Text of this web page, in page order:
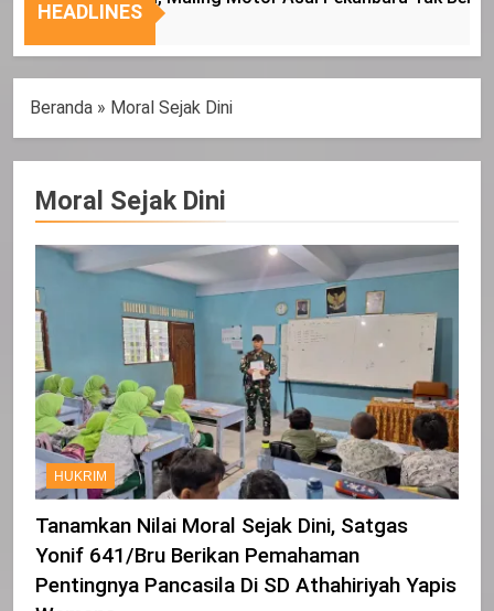
Nasional
Tepat
HEADLINES
Beranda » Moral Sejak Dini
Moral Sejak Dini
HUKRIM
Tanamkan Nilai Moral Sejak Dini, Satgas
Yonif 641/Bru Berikan Pemahaman
Pentingnya Pancasila Di SD Athahiriyah Yapis